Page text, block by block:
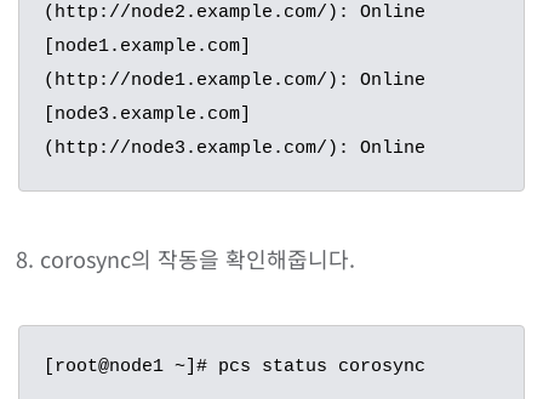
(http://node2.example.com/): Online
[node1.example.com]
(http://node1.example.com/): Online
[node3.example.com]
(http://node3.example.com/): Online
corosync의 작동을 확인해줍니다.
[root@node1 ~]# pcs status corosync